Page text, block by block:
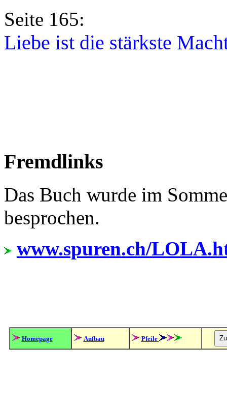
Seite 165:
Liebe ist die stärkste
Fremdlinks
Das Buch wurde im
besprochen.
www.spuren.ch/
Homepage Aufbau Pfeile